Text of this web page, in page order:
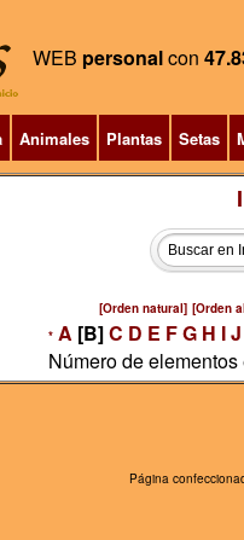
WEB personalcon
Animales Plantas Setas
[Orden natural] [Orden
* A [B]C D E FG H IJ
Número de
Página